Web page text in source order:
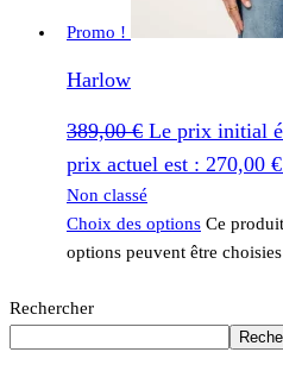
Promo !
Harlow
389,00€ Le prix initial
prix actuel est : 270,00
Non classé
Choix des options Ce
options peuvent être
Rechercher